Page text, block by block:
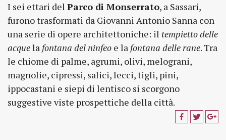
I sei ettari del Parco di Monserrato, a Sassari,
furono trasformati da Giovanni Antonio Sanna con
una serie di opere architettoniche: il tempietto delle
acquela fontana del ninfeo e la fontana delle rane. Tra
le chiome di palme, agrumi, olivi, melograni,
magnolie, cipressi, salici, lecci, tigli, pini,
ippocastani e siepi di lentisco si scorgono
suggestive viste prospettiche della città.